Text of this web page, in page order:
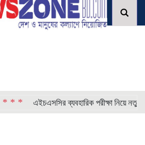
এইচএসসির ব্যবহারিক পরীক্ষা নিয়ে নতুন নির্দেশনা